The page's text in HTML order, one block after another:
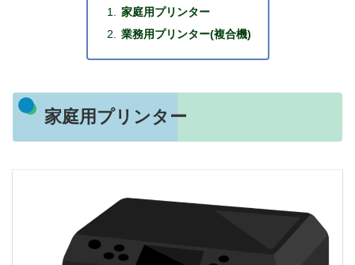
家庭用プリンター
業務用プリンター(複合機)
家庭用プリンター